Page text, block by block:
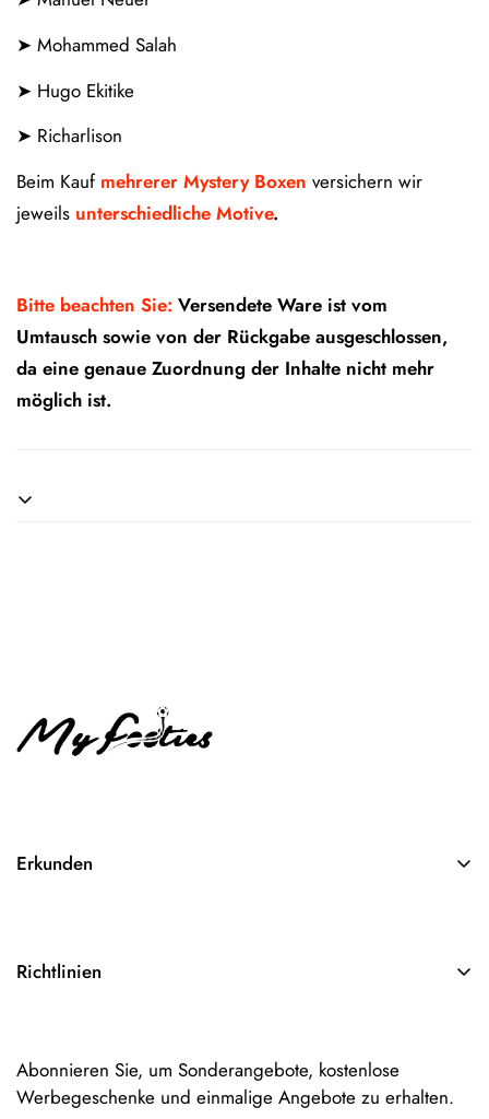
➤ Mohammed Salah
➤ Hugo Ekitike
➤ Richarlison
Beim Kauf mehrerer Mystery Boxen versichern wir
jeweils unterschiedliche Motive.
Bitte beachten Sie: Versendete Ware ist vom
Umtausch sowie von der Rückgabe ausgeschlossen,
da eine genaue Zuordnung der Inhalte nicht mehr
möglich ist.
Erkunden
Kontakt
Richtlinien
Datenschutzerklärung
Abonnieren Sie, um Sonderangebote, kostenlose
Werbegeschenke und einmalige Angebote zu erhalten.